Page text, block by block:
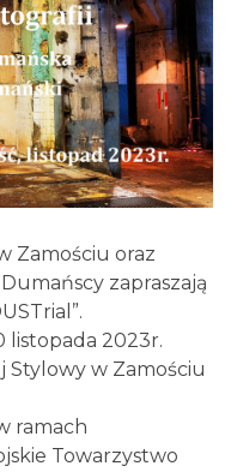
Zamościu oraz
zapraszają
listopada 2023r.
w Zamościu
ramach
Towarzystwo